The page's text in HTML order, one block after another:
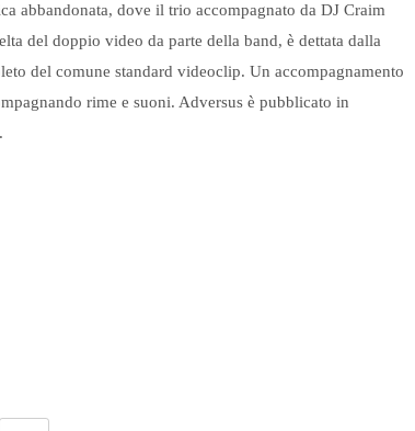
abbandonata, dove il trio accompagnato da DJ Craim
del doppio video da parte della band, è dettata dalla
del comune standard videoclip. Un accompagnamento
rime e suoni. Adversus è pubblicato in